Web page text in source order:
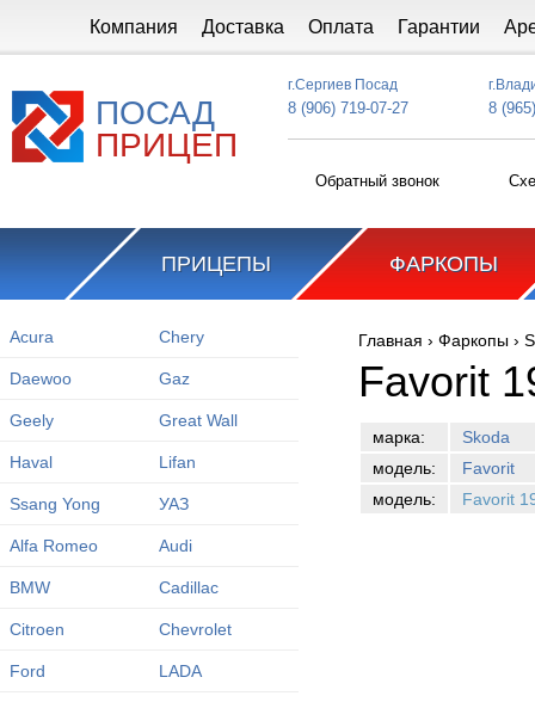
Компания Доставка Оплата Гарантии
ПОСАД
ПРИЦЕП
г.Сергиев Посад
8 (906) 719-07-27 8
Обратный звонок
ПРИЦЕПЫ ФАРКОПЫ
Acura Chery
Daewoo Gaz
Geely Great Wall
Haval Lifan
Ssang Yong УАЗ
Alfa Romeo Audi
BMW Cadillac
Citroen Chevrolet
Ford LADA
Вы здесь
Главная › Фаркопы ›
Favorit
марка:
Skoda
модель:
Favorit
модель:
Favorit